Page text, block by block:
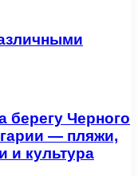
берегу Черного
— пляжи,
и культура